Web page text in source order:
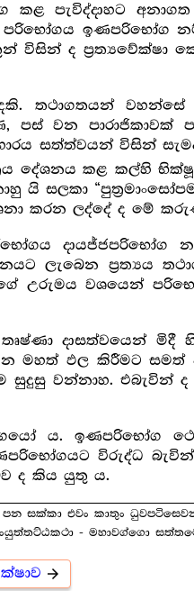
පැවිද්දාහට
පරිභෝගය ඉණපරිභෝග
විසින් ද ප්‍ර‍ත්‍යවේක්ෂා
තථාගතයන් වහන්සේ
වන පාරාජිකාවක්
සත්ත්වයන් විසින්
දේශනය කළ කල්හි
සලකා
කරන ලද්දේ ද මේ
දායජ්ජපරිභෝග
ලැබෙන ප්‍ර‍ත්‍යය
උරුමය වශයෙන්
දාසත්වයෙන් මිදී
මහත් ඵල කිරීමට සමත්
සුදුසු වන්නාහ. එබැවින්
ය. ඉණපරිභෝග
විරුද්ධ
ද කිය යුතු ය.
සක්කා එවං කාතුං
- මහාවග්ගො
arrow_forward